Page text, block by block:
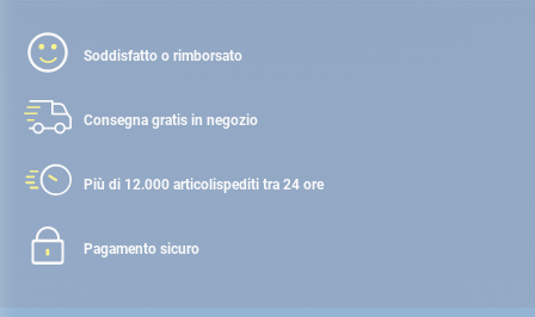
Soddisfatto o rimborsato
Consegna gratis in negozio
Più di 12.000 articolispediti tra 24 ore
Pagamento sicuro